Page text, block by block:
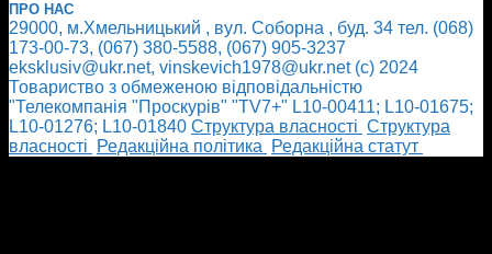
ПРО НАС
29000, м.Хмельницький , вул. Соборна , буд. 34 тел. (068)
173-00-73, (067) 380-5588, (067) 905-3237
eksklusiv@ukr.net, vinskevich1978@ukr.net (с) 2024
Товариство з обмеженою відповідальністю
"Телекомпанія "Проскурів" "TV7+" L10-00411; L10-01675;
L10-01276; L10-01840 Cтруктура власності Cтруктура
власності
Редакційна політика Редакційна статут